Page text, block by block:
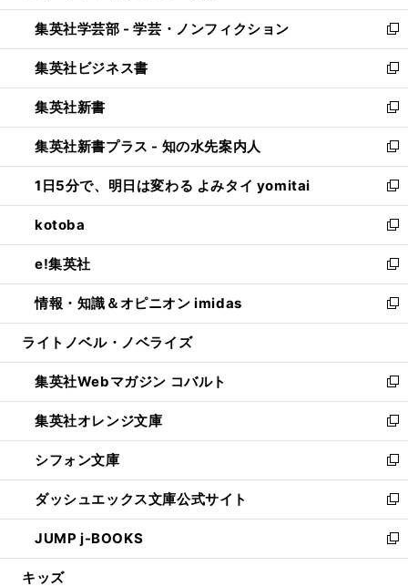
開
く
ウ
で
開
く
ン
ド
ウ
で
開
く
ウ
ィ
ン
ド
ウ
で
開
く
集英社学芸部 - 学芸・ノンフィクション
新
し
い
ウ
ィ
ン
ド
ウ
で
開
く
集英社ビジネス書
新
し
い
ウ
ィ
ン
ド
ウ
で
開
く
集英社新書
新
し
い
ウ
ィ
ン
ド
ウ
で
開
く
集英社新書プラス - 知の水先案内人
新
し
い
ウ
ィ
ン
ド
ウ
で
開
1日5分で、明日は変わる よみタイ yomitai
新
し
い
ウ
ィ
ン
ド
ウ
開
く
kotoba
新
し
い
ウ
ィ
ン
ウ
で
開
く
e!集英社
新
し
い
ウ
ン
ド
ウ
で
開
く
情報・知識＆オピニオン imidas
新
し
ウ
ィ
ン
ド
ウ
で
開
く
ライトノベル・ノベライズ
集英社Webマガジン コバルト
新
し
い
ウ
ィ
ン
ド
ウ
で
開
集英社オレンジ文庫
新
し
い
ウ
ィ
ン
ド
ウ
シフォン文庫
新
し
い
ウ
ィ
ン
ダッシュエックス文庫公式サイト
新
し
い
ウ
JUMP j-BOOKS
新
し
キッズ